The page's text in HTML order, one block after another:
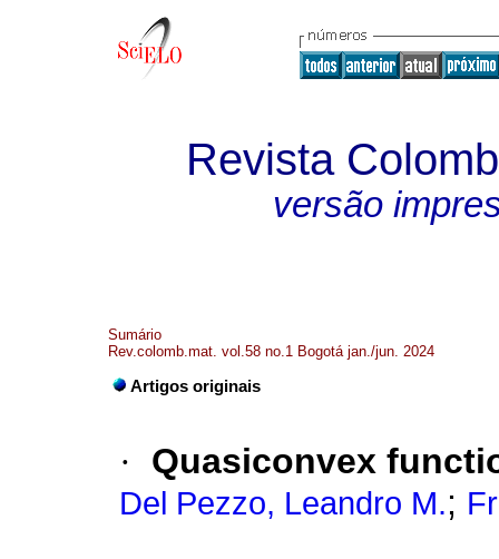
Revista
versão
Sumário
Rev.colomb.mat. vol.58 no.1 Bogotá jan./jun. 2024
Artigos originais
· Quasiconvex
Del Pezzo, Leandro M.;